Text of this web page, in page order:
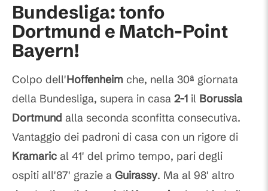
Bundesliga: tonfo
Dortmund e Match-Point
Bayern!
Colpo dell'Hoffenheim che, nella 30ª giornata
della Bundesliga, supera in casa 2-1 il Borussia
Dortmund alla seconda sconfitta consecutiva.
Vantaggio dei padroni di casa con un rigore di
Kramaric al 41' del primo tempo, pari degli
ospiti all'87' grazie a Guirassy. Ma al 98' altro